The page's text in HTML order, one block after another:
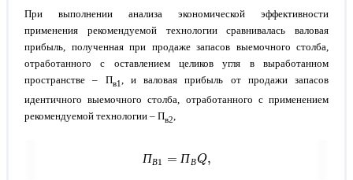
При выполнении анализа экономической эффективности
применения рекомендуемой технологии сравнивалась валовая
прибыль, полученная при продаже запасов выемочного столба,
отработанного с оставлением целиков угля в выработанном
пространстве – Пв1
, и валовая прибыль от продажи запасов
идентичного выемочного столба, отработанного с применением
рекомендуемой технологии – Пв2,
П П
П ПВ Q,